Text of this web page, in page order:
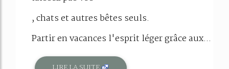
, chats et autres bêtes seuls.
Partir en vacances l'esprit léger grâce aux...